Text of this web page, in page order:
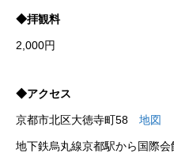
◆拝観料
2,000円
◆アクセス
京都市北区大徳寺町58 地図
地下鉄烏丸線京都駅から国際